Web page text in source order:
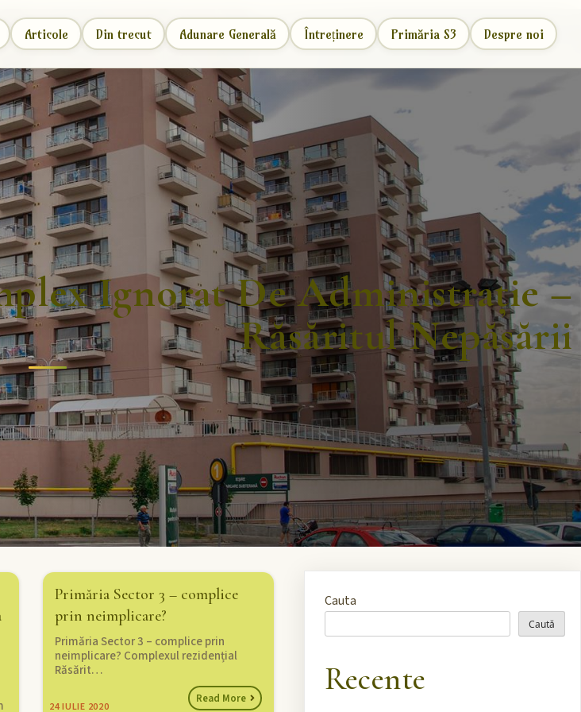
Articole Din trecut Adunare Generală Întreținere Primăria S3 Despre noi
Ignorat De Administrație –
Răsăritul Nepăsării
Primăria Sector 3 – complice
prin neimplicare?
24IULIE 2020
Primăria Sector 3 – complice prin
neimplicare? Complexul rezidențial
Răsărit…
Read More
Cauta
Caută
Recente